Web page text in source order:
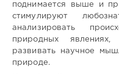
поднимается выше и
стимулируют
анализировать
природных
развивать научное
природе.